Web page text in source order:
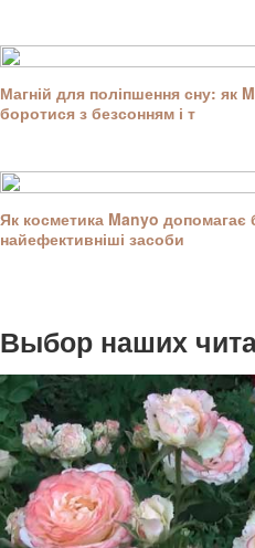
Магній для поліпшення сну: як
боротися з безсонням і т
Як косметика Manyo допомагає
найефективніші засоби
Выбор наших